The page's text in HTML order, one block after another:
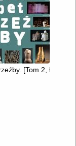
XXI wieku[Tom 2, Ł-Ż]